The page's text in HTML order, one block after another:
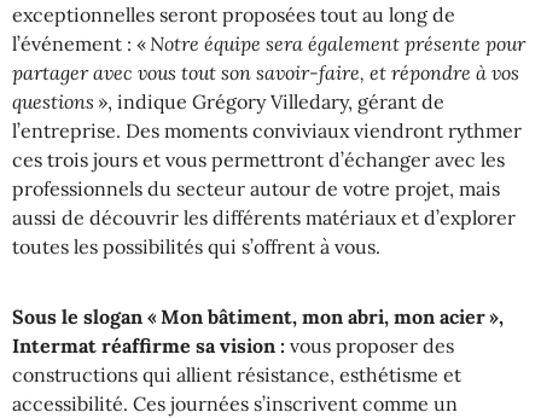
exceptionnelles seront proposées tout au long de
l’événement : « Notre équipe sera également présente pour
partager avec vous tout son savoir-faire, et répondre à vos
questions », indique Grégory Villedary, gérant de
l’entreprise. Des moments conviviaux viendront rythmer
ces trois jours et vous permettront d’échanger avec les
professionnels du secteur autour de votre projet, mais
aussi de découvrir les différents matériaux et d’explorer
toutes les possibilités qui s’offrent à vous.
Sous le slogan « Mon bâtiment, mon abri, mon acier »,
Intermat réaffirme sa vision : vous proposer des
constructions qui allient résistance, esthétisme et
accessibilité. Ces journées s’inscrivent comme un